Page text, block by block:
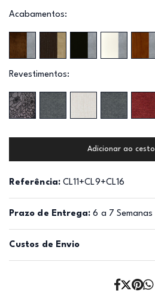
Acabamentos:
Revestimentos:
Adicionar ao cesto
Referência: CL11+CL9+CL16
Prazo de Entrega: 6 a 7 Semanas
Custos de Envio